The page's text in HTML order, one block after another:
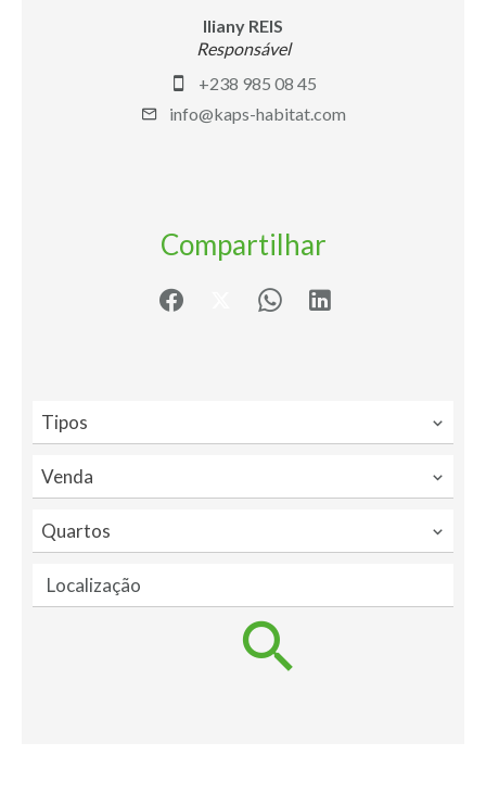
Iliany REIS
Responsável
+238 985 08 45
info@kaps-habitat.com
Compartilhar
Tipos
Venda
Quartos
Localização